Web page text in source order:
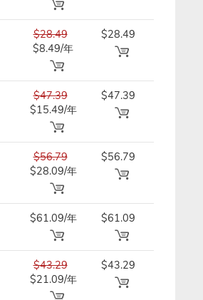
$28.49
$8.49/年
$28.49
$47.39
$15.49/年
$47.39
$56.79
$28.09/年
$56.79
$61.09/年 $61.09
$43.29
$21.09/年
$43.29